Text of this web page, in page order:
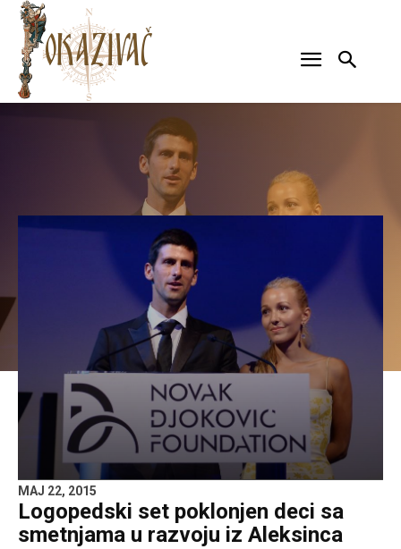
MAJ 22, 2015
Logopedski set poklonjen deci sa
smetnjama u razvoju iz Aleksinca